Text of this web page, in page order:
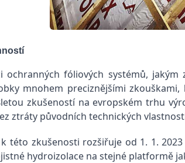
ochranných fóliových systémů,
mnohem preciznějšími
zkušeností na evropském trhu
ztráty původních technických
této zkušenosti rozšiřuje od 1. 1.
hydroizolace na stejné platformě